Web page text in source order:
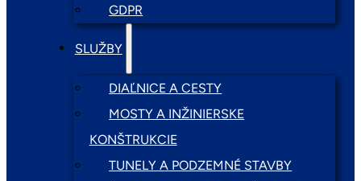
GDPR
SLUŽBY
DIAĽNICE A CESTY
MOSTY A INŽINIERSKE
KONŠTRUKCIE
TUNELY A PODZEMNÉ STAVBY